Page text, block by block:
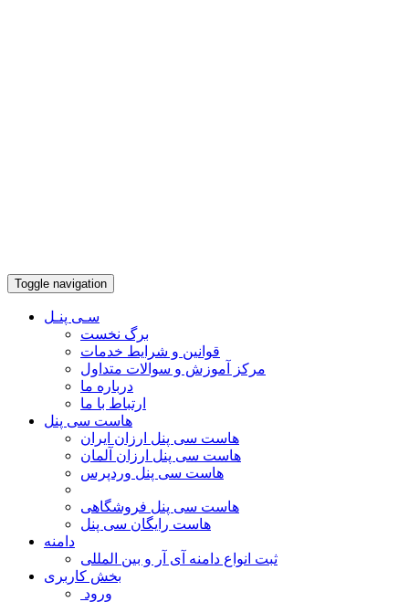
Toggle navigation
سـی پنـل
برگ نخست
قوانین و شرایط خدمات
مرکز آموزش و سوالات متداول
درباره ما
ارتباط با ما
هاست سی پنل
هاست سی پنل ارزان ایران
هاست سی پنل ارزان آلمان
هاست سی پنل وردپرس
هاست سی پنل فروشگاهی
هاست رایگان سی پنل
دامنه
ثبت انواع دامنه آی آر و بین المللی
بخش کاربری
ورود